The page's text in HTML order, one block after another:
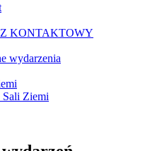
KONTAKTOWY
wydarzenia
Sali Ziemi